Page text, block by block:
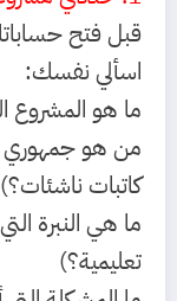
اسألي نفسك:
ما هو المشروع
من هو جمهوري
كاتبات ناشئات؟)
ما هي النبرة
تعليمية؟)